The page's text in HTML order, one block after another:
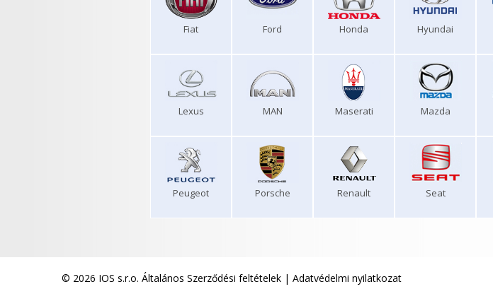
Fiat Ford Honda Hyundai
Lexus MAN Maserati Mazda
Peugeot Porsche Renault Seat
© 2026 IOS s.r.o. Általános Szerződési feltételek | Adatvédelmi nyilatkozat